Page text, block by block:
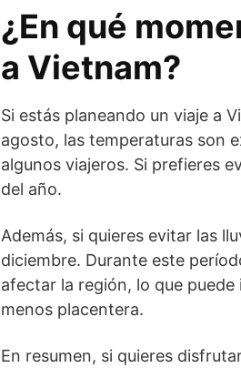
¿En qué
a Vietnam?
Si estás planeando un viaje a
agosto, las temperaturas son
algunos viajeros. Si prefieres
del año.
Además, si quieres evitar las
diciembre. Durante este
afectar la región, lo que
menos placentera.
En resumen, si quieres